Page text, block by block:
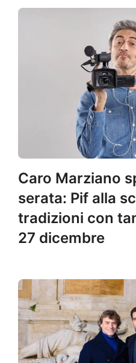
Caro Marziano
serata: Pif alla
tradizioni con
27 dicembre